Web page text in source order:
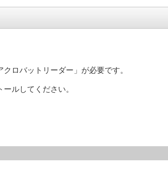
ロバットリーダー」が必要です。
ルしてください。